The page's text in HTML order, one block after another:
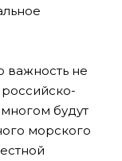
важность не
будут
морского